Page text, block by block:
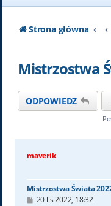
Strona główna
Mistrzostwa
ODPOWIEDZ
maverik
Mistrzostwa Świata
P20 lis 2022, 18:32